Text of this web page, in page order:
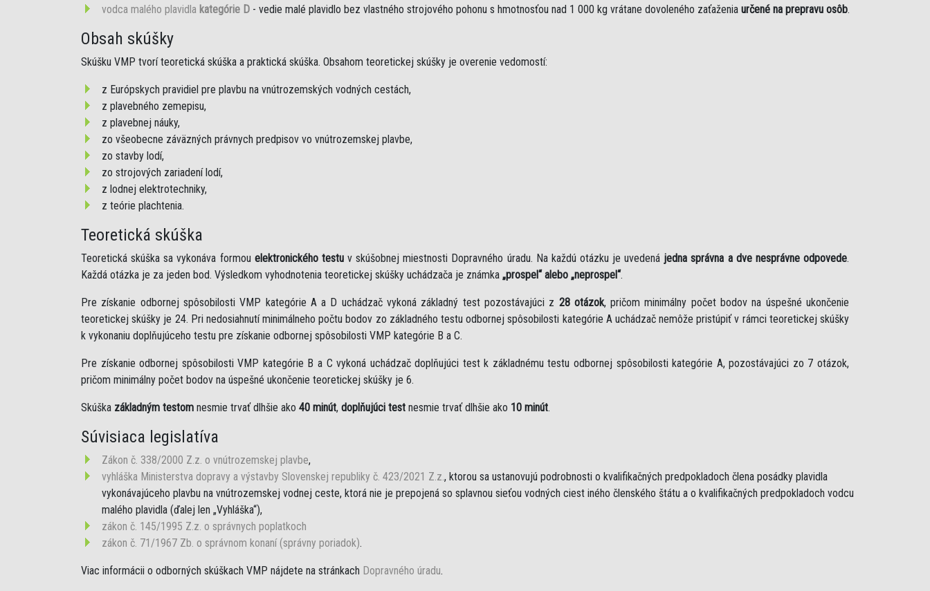
vodca malého plavidla kategórie D - vedie malé plavidlo bez vlastného strojového pohonu s hmotnosťou nad 1 000 kg vrátane dovoleného zaťaženia určené na prepravu osôb.
Obsah skúšky
Skúšku VMP tvorí teoretická skúška a praktická skúška. Obsahom teoretickej skúšky je overenie vedomostí:
z Európskych pravidiel pre plavbu na vnútrozemských vodných cestách,
z plavebného zemepisu,
z plavebnej náuky,
zo všeobecne záväzných právnych predpisov vo vnútrozemskej plavbe,
zo stavby lodí,
zo strojových zariadení lodí,
z lodnej elektrotechniky,
z teórie plachtenia.
Teoretická skúška
Teoretická skúška sa vykonáva formou elektronického testuv skúšobnej miestnosti Dopravného úradu. Na každú otázku je uvedená jedna správna a dve nesprávne odpovede.
Každá otázka je za jeden bod. Výsledkom vyhodnotenia teoretickej skúšky uchádzača je známka „prospel“ alebo „neprospel“.
Pre získanie odbornej spôsobilosti VMP kategórie A a D uchádzač vykoná základný test pozostávajúci z 28 otázok, pričom minimálny počet bodov na úspešné ukončenie
teoretickej skúšky je 24. Pri nedosiahnutí minimálneho počtu bodov zo základného testu odbornej spôsobilosti kategórie A uchádzač nemôže pristúpiť v rámci teoretickej skúšky
k vykonaniu doplňujúceho testu pre získanie odbornej spôsobilosti VMP kategórie B a C.
Pre získanie odbornej spôsobilosti VMP kategórie B a C vykoná uchádzač doplňujúci test k základnému testu odbornej spôsobilosti kategórie A, pozostávajúci zo 7 otázok,
pričom minimálny počet bodov na úspešné ukončenie teoretickej skúšky je 6.
Skúška základným testom nesmie trvať dlhšie ako 40 minút, doplňujúci test nesmie trvať dlhšie ako 10 minút.
Súvisiaca legislatíva
Zákon č. 338/2000 Z.z. o vnútrozemskej plavbe,
vyhláška Ministerstva dopravy a výstavby Slovenskej republiky č. 423/2021 Z.z., ktorou sa ustanovujú podrobnosti o kvalifikačných predpokladoch člena posádky plavidla
vykonávajúceho plavbu na vnútrozemskej vodnej ceste, ktorá nie je prepojená so splavnou sieťou vodných ciest iného členského štátu a o kvalifikačných predpokladoch vodcu
malého plavidla (ďalej len „Vyhláška“),
zákon č. 145/1995 Z.z. o správnych poplatkoch
zákon č. 71/1967 Zb. o správnom konaní (správny poriadok).
Viac informácii o odborných skúškach VMP nájdete na stránkach Dopravného úradu.